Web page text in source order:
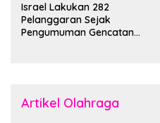
Israel Lakukan 282
Pelanggaran Sejak
Pengumuman Gencatan
Artikel Olahraga